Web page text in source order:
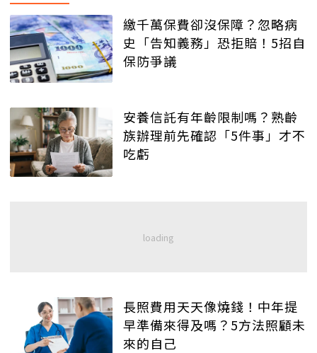
繳千萬保費卻沒保障？忽略病
史「告知義務」恐拒賠！5招自
保防爭議
安養信託有年齡限制嗎？熟齡
族辦理前先確認「5件事」才不
吃虧
長照費用天天像燒錢！中年提
早準備來得及嗎？5方法照顧未
來的自己